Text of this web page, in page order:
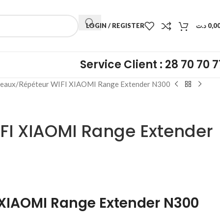
LOGIN / REGISTER د.ت
Service Client : 28 70 70
Répéteur WIFI XIAOMI Range Extender N300
XIAOMI Range Extender
Range Extender N300